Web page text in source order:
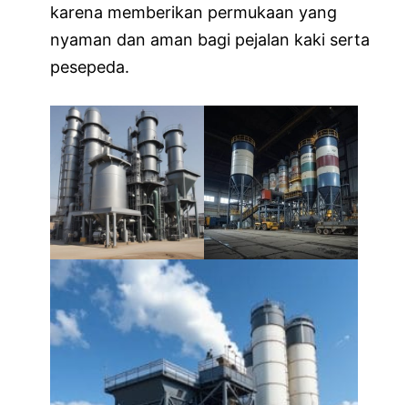
karena memberikan permukaan yang
nyaman dan aman bagi pejalan kaki serta
pesepeda.